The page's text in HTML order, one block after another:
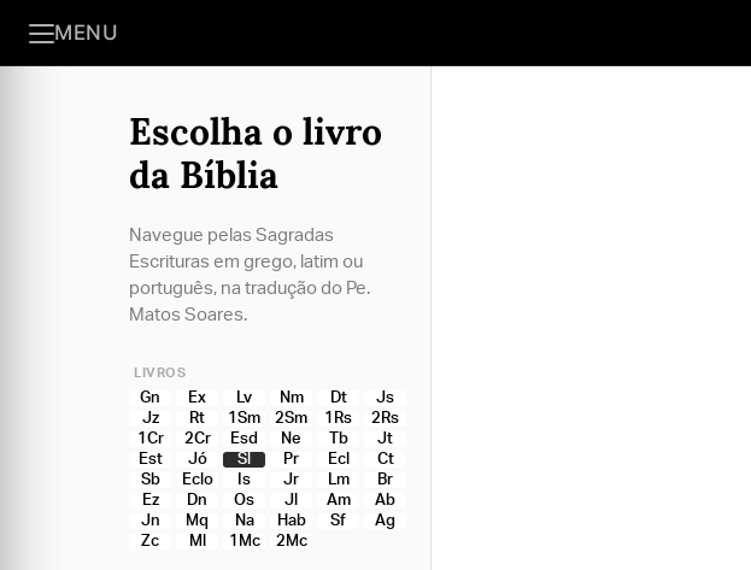
MENU
Escolha o livro
da Bíblia
Navegue pelas Sagradas
Escrituras em grego, latim ou
português, na tradução do Pe.
Matos Soares.
LIVROS
Gn Ex Lv Nm Dt
Js
Jz
Rt 1Sm 2Sm 1Rs
2Rs
1Cr
2Cr Esd Ne Tb
Jt
Est
Jó Sl Pr Ecl
Ct
Sb
Eclo Is Jr Lm
Br
Ez
Dn Os Jl Am
Ab
Jn
Mq Na Hab Sf
Ag
Zc
Ml 1Mc 2Mc